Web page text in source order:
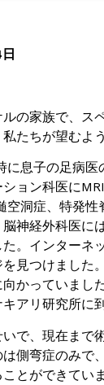
の家族で、ス
たちが望むよ
に息子の足病
ョン科医に
空洞症、特発
神経外科医に
。インターネ
見つけました
かっていまし
アリ研究所に
で、現在まで
側弯症のみで
とができてい